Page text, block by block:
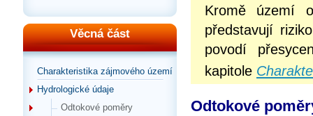
Věcná část
Charakteristika zájmového území
Hydrologické údaje
Odtokové poměry
Kromě území
představují
povodí
kapitole
Odtokové